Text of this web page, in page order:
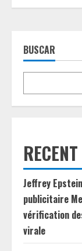
BUSCAR
Jeffrey
publicitaire
vérification
virale